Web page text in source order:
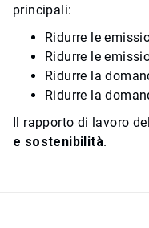
principali:
Ridurre le
Ridurre le
Ridurre la
Ridurre la
Il rapporto di lavoro
e sostenibilità.